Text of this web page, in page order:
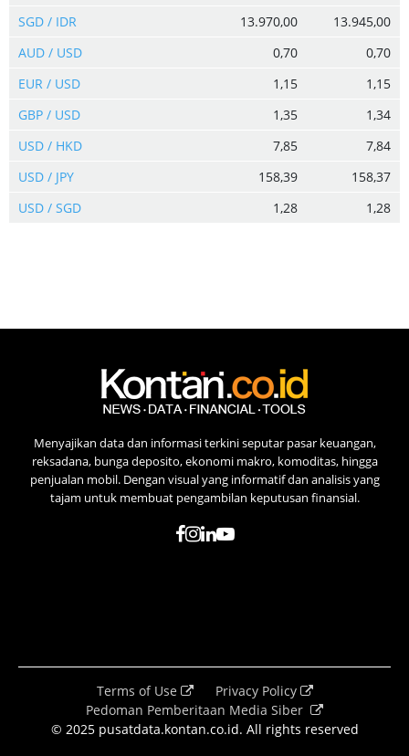
SGD / IDR
13.970,00
13.945,00
AUD / USD
0,70
0,70
EUR / USD
1,15
1,15
GBP / USD
1,35
1,34
USD / HKD
7,85
7,84
USD / JPY
158,39
158,37
USD / SGD
1,28 1,28
Menyajikan data dan informasi terkini seputar pasar keuangan,
reksadana, bunga deposito, ekonomi makro, komoditas, hingga
penjualan mobil. Dengan visual yang informatif dan analisis yang
tajam untuk membuat pengambilan keputusan finansial.
Terms of Use
Privacy Policy
Pedoman Pemberitaan Media Siber
© 2025 pusatdata.kontan.co.id. All rights reserved